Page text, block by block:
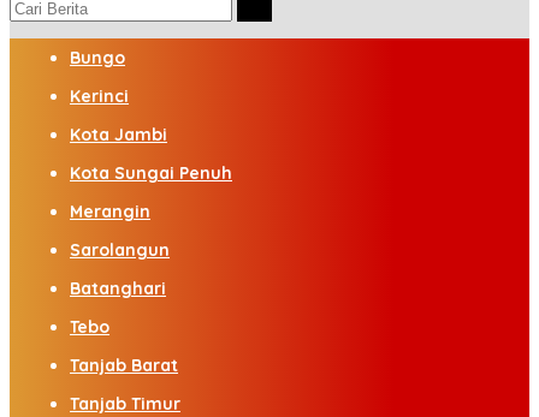
Bungo
Kerinci
Kota Jambi
Kota Sungai Penuh
Merangin
Sarolangun
Batanghari
Tebo
Tanjab Barat
Tanjab Timur